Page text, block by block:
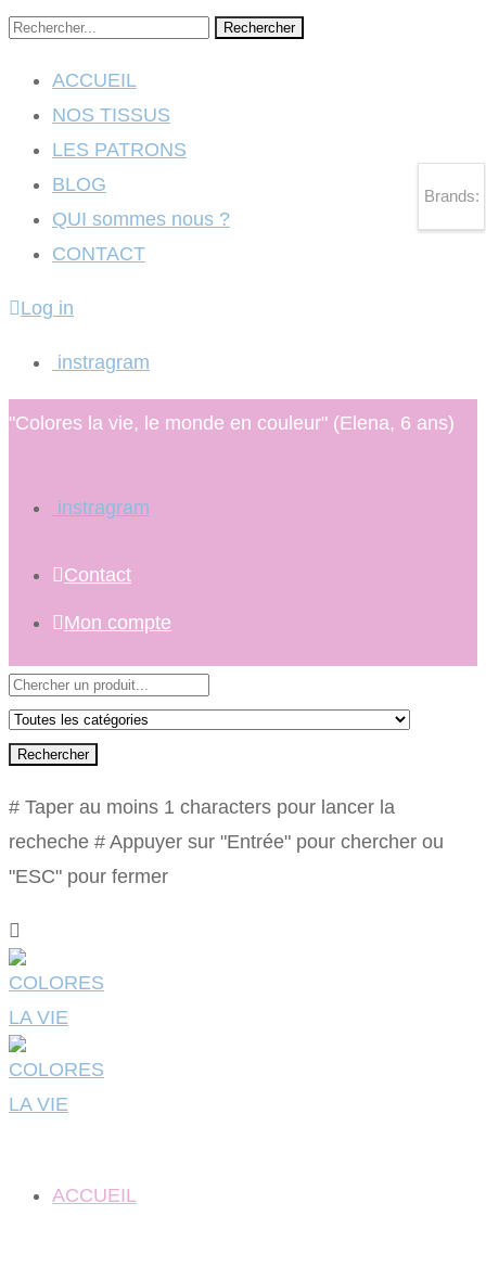
Rechercher
ACCUEIL
NOS TISSUS
LES PATRONS
BLOG
QUI sommes nous ?
CONTACT
Log in
instragram
"Colores la vie, le monde en couleur" (Elena, 6 ans)
instragram
Contact
Mon compte
Rechercher
# Taper au moins 1 characters pour lancer la
recheche # Appuyer sur "Entrée" pour chercher ou
"ESC" pour fermer
ACCUEIL
Brands: